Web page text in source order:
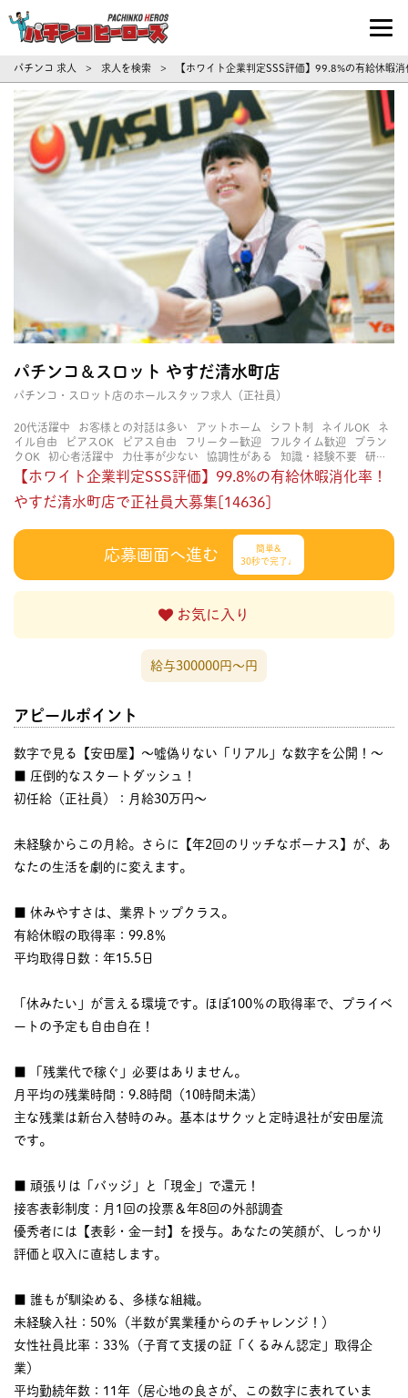
パチンコ求人・転職ならパチンコヒーロ
パチンコ 求人 > 求人を検索 > 【ホワイト企業判定SSS評価】99.8%の有給休暇
パチンコ＆スロット やすだ清水町店
パチンコ・スロット店のホールスタッフ求人（正社員）
20代活躍中 お客様との対話は多い アットホーム シフト制 ネイルOK
ネ
イル自由
ピアスOK ピアス自由 フリーター歓迎 フルタイム歓迎
ブラン
クOK
初心者活躍中 力仕事が少ない 協調性がある 知識・経験不要
研修
あり
立ち仕事 経験者・有資格者歓迎 茶髪OK 賑やかな職場
長く働ける
長期歓迎
【ホワイト企業判定SSS評価】99.8%の有給休暇消化率！
やすだ清水町店で正社員大募集[14636]
応募画面へ進む
簡単&
30秒で完了♩
お気に入り
給与300000円〜円
アピールポイント
数字で見る【安田屋】～嘘偽りない「リアル」な数字を公開！～
■ 圧倒的なスタートダッシュ！
初任給（正社員）：月給30万円〜
未経験からこの月給。さらに【年2回のリッチなボーナス】が、あ
なたの生活を劇的に変えます。
■ 休みやすさは、業界トップクラス。
有給休暇の取得率：99.8％
平均取得日数：年15.5日
「休みたい」が言える環境です。ほぼ100％の取得率で、プライベ
ートの予定も自由自在！
■ 「残業代で稼ぐ」必要はありません。
月平均の残業時間：9.8時間（10時間未満）
主な残業は新台入替時のみ。基本はサクッと定時退社が安田屋流
です。
■ 頑張りは「バッジ」と「現金」で還元！
接客表彰制度：月1回の投票＆年8回の外部調査
優秀者には【表彰・金一封】を授与。あなたの笑顔が、しっかり
評価と収入に直結します。
■ 誰もが馴染める、多様な組織。
未経験入社：50％（半数が異業種からのチャレンジ！）
女性社員比率：33％（子育て支援の証「くるみん認定」取得企
業）
平均勤続年数：11年（居心地の良さが、この数字に表れていま